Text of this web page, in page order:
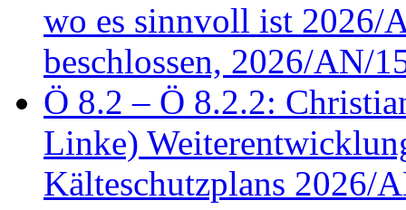
wo es sinnvoll ist 2026/
beschlossen, 2026/AN/
Ö 8.2 – Ö 8.2.2:
Linke)
Kälteschutzplans 2026/